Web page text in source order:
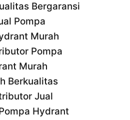
Bergaransi
Pompa
Murah
Pompa
Murah
Berkualitas
Jual
Hydrant